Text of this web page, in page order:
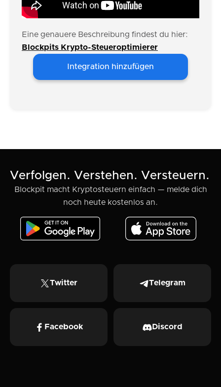
Eine genauere Beschreibung findest du hier:
Blockpits Krypto-Steueroptimierer
Integration hinzufügen
Verfolgen. Verstehen. Versteuern.
Blockpit macht Kryptosteuern einfach — melde dich
noch heute kostenlos an.
Twitter Telegram
Facebook Discord